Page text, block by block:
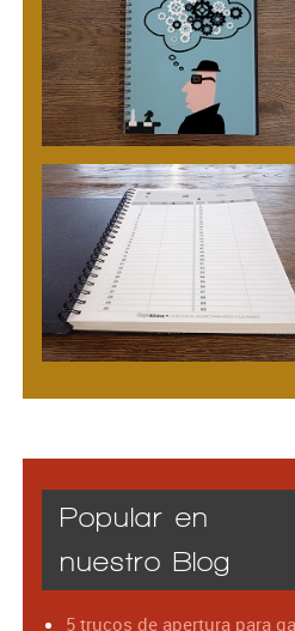
Popular en
nuestro Blog
5 trucos de apertura para